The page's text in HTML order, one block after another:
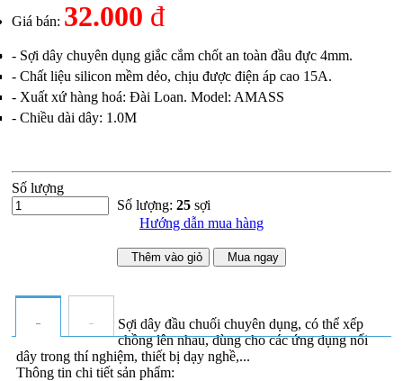
Giá bán: 32.000 đ
- Sợi dây chuyên dụng giắc cắm chốt an toàn đầu đực 4mm.
- Chất liệu silicon mềm dẻo, chịu được điện áp cao 15A.
- Xuất xứ hàng hoá: Đài Loan. Model: AMASS
- Chiều dài dây: 1.0M
Số lượng
Số lượng: 25 sợi
Hướng dẫn mua hàng
Thêm vào giỏ Mua ngay
Sợi dây đầu chuối chuyên dụng, có thể xếp
chồng lên nhau, dùng cho các ứng dụng nối
dây trong thí nghiệm, thiết bị dạy nghề,...
Thông tin chi tiết sản phẩm: